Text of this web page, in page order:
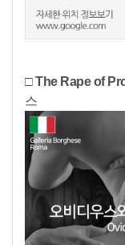
□ The Rape of
스​